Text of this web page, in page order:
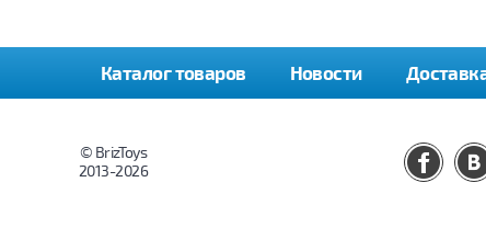
Каталог товаров Новости
© BrizToys
2013-2026